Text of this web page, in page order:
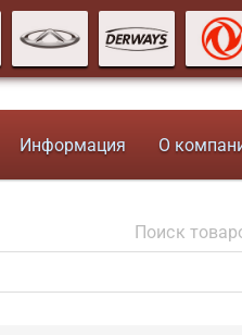
Информация О